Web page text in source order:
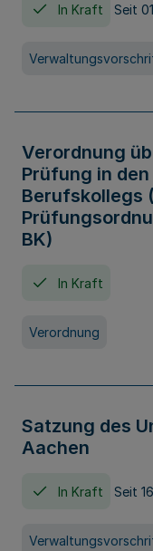
In Kraft Seit
Verordnung
Prüfung in
Berufskollegs
BK)
In Kraft
Verordnung
Satzung des
Aachen
In Kraft Seit